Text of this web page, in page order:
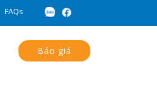
FAQs
Báo giá